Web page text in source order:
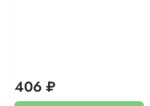
406 ₽